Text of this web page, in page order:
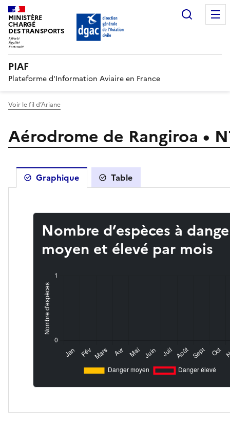
MINISTÈRE
CHARGÉ
DES TRANSPORTS
PIAF
Plateforme d'Information Aviaire en France
Voir le fil d’Ariane
Aérodrome de Rangiroa •
Graphique Table
Nombre d’espèces à
moyen et élevé par mois